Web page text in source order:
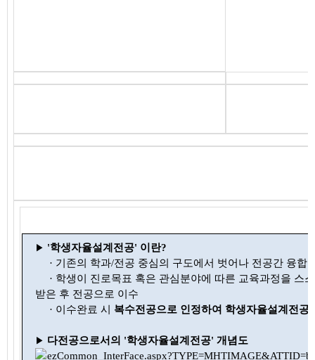
▶ '학생자율설계전공' 이란?
· 기존의 학과/전공 중심의 구도에서 벗어나 전공간 융합
· 학생이 진로목표 혹은 관심분야에 따른 교육과정을 스
받은 후 전공으로 이수
· 이수완료 시 복수전공으로 인정하여 학생자율설계전공
▶ 다전공으로서의 '학생자율설계전공' 개념도